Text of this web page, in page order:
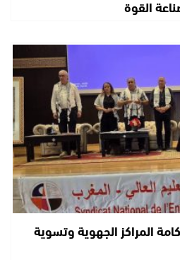
القوة
المراكز الجهوية وتسوية